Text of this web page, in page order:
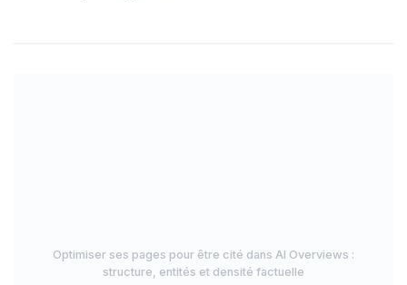
Optimiser ses pages pour être cité dans AI Overviews :
structure, entités et densité factuelle